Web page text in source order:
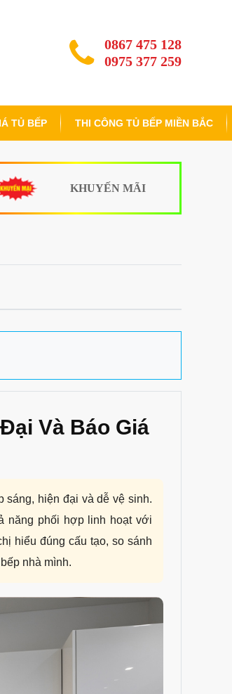
0867 475 128
0975 377 259
TỦ BẾP THI CÔNG TỦ BẾP MIỀN BẮC
KHUYẾN MÃI
Và Báo Giá
hiện đại và dễ vệ sinh.
năng phối hợp linh hoạt với
hiểu đúng cấu tạo, so sánh
nhà mình.